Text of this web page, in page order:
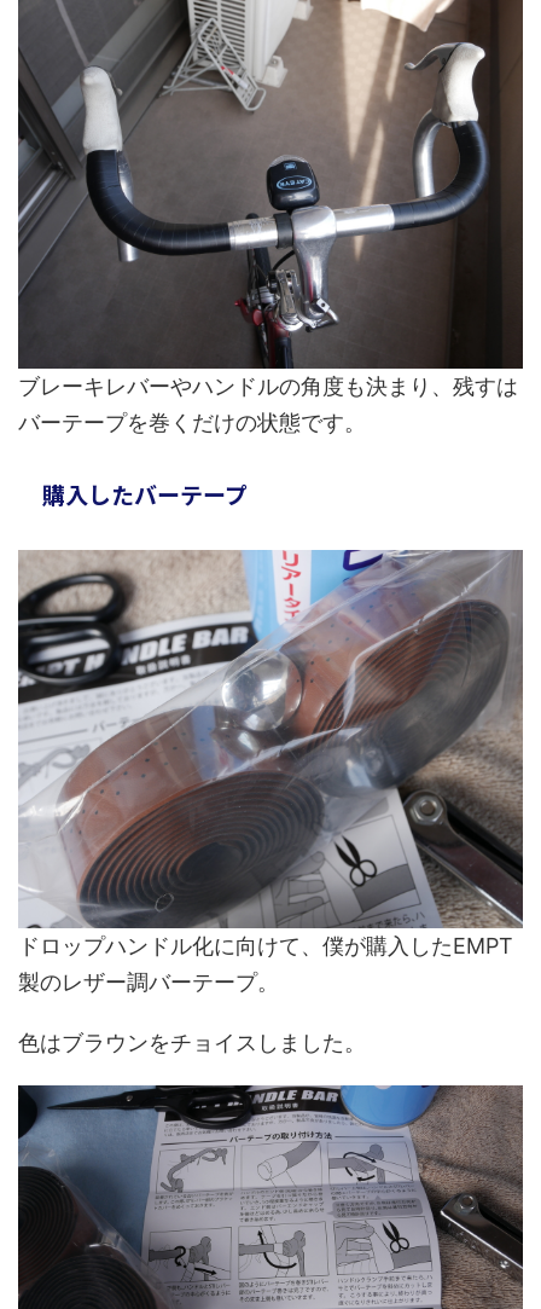
ブレーキレバーやハンドルの角度も決まり、残すは
バーテープを巻くだけの状態です。
購入したバーテープ
ドロップハンドル化に向けて、僕が購入したEMPT
製のレザー調バーテープ。
色はブラウンをチョイスしました。